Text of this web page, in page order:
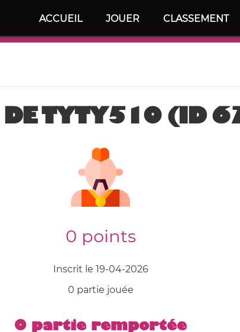
ACCUEIL JOUER CLASSEMENT
DE TYTY510 (ID
0 points
Inscrit le 19-04-2026
0 partie jouée
0 partie remportée